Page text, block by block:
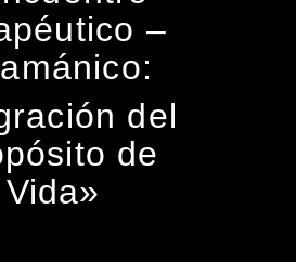
–
del
de
Vida»